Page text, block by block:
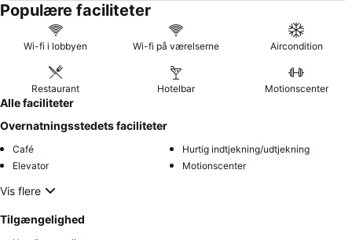
Populære faciliteter
Wi-fi i lobbyen Wi-fi på værelserne Aircondition
Restaurant Hotelbar Motionscenter
Alle faciliteter
Overnatningsstedets faciliteter
Café
Hurtig indtjekning/udtjekning
Elevator
Motionscenter
Vis flere
Tilgængelighed